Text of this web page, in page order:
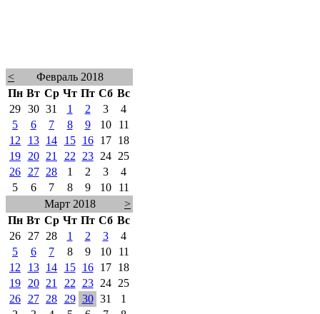
<
Февраль 2018
Пн Вт Ср Чт Пт Сб Вс
29 30 31 1 2 3
4
5
6 7 8 9 10
11
12
13 14 15 16 17
18
19
20 21 22 23 24
25
26
27 28 1 2 3
4
5
6 7 8 9 10
11
Март 2018
>
Пн Вт Ср Чт Пт Сб Вс
26
27 28 1 2 3
4
5
6 7 8 9 10
11
12
13 14 15 16 17
18
19
20 21 22 23 24
25
26
27 28 29 30 31
1